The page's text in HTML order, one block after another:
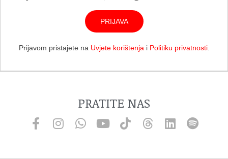
PRIJAVA
Prijavom pristajete na Uvjete korištenja i Politiku privatnosti.
PRATITE NAS